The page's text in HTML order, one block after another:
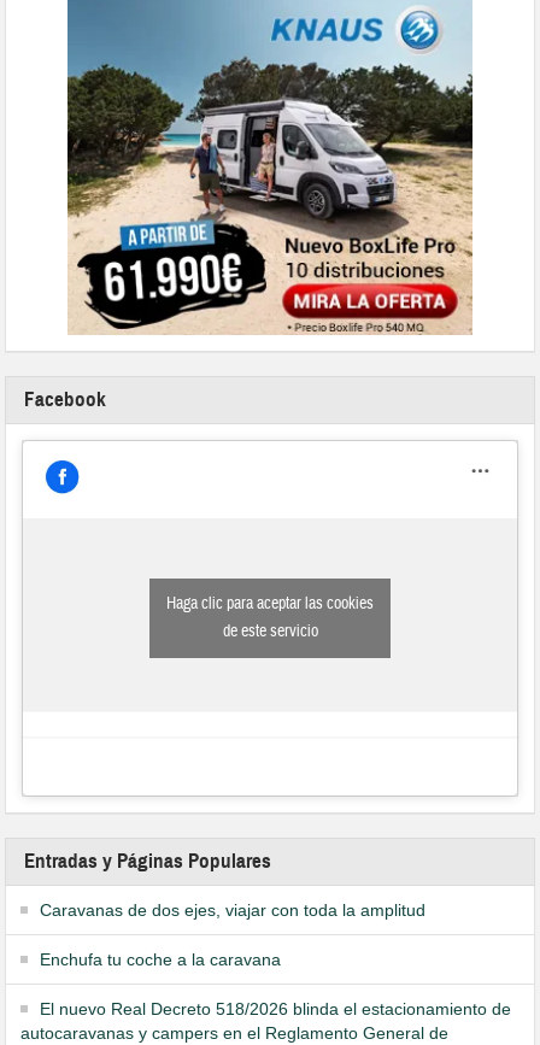
Facebook
Haga clic para aceptar las cookies
de este servicio
Entradas y Páginas Populares
Caravanas de dos ejes, viajar con toda la amplitud
Enchufa tu coche a la caravana
El nuevo Real Decreto 518/2026 blinda el estacionamiento de
autocaravanas y campers en el Reglamento General de